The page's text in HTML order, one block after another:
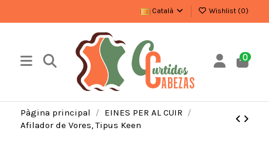
Català Wishlist (0)
0
Pàgina principal
EINES PER AL CUIR
Afilador de Vores, Tipus Keen